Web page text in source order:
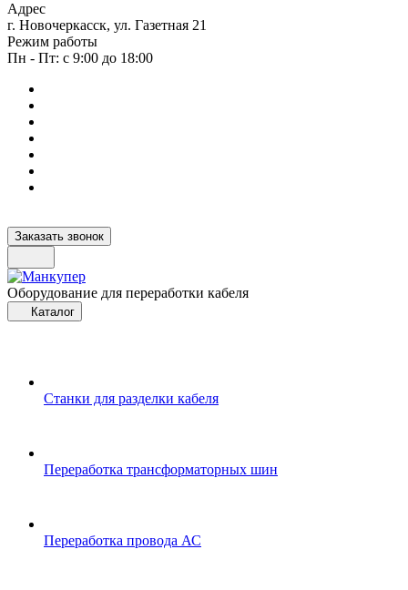
Адрес
г. Новочеркасск, ул. Газетная 21
Режим работы
Пн - Пт: с 9:00 до 18:00
Заказать звонок
Оборудование для переработки кабеля
Каталог
Станки для разделки кабеля
Переработка трансформаторных шин
Переработка провода АС